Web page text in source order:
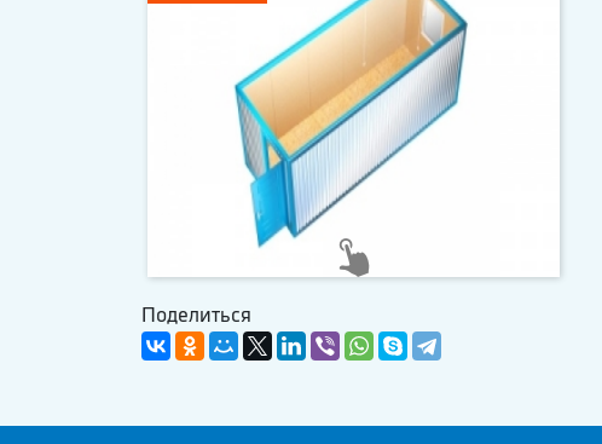
Поделиться